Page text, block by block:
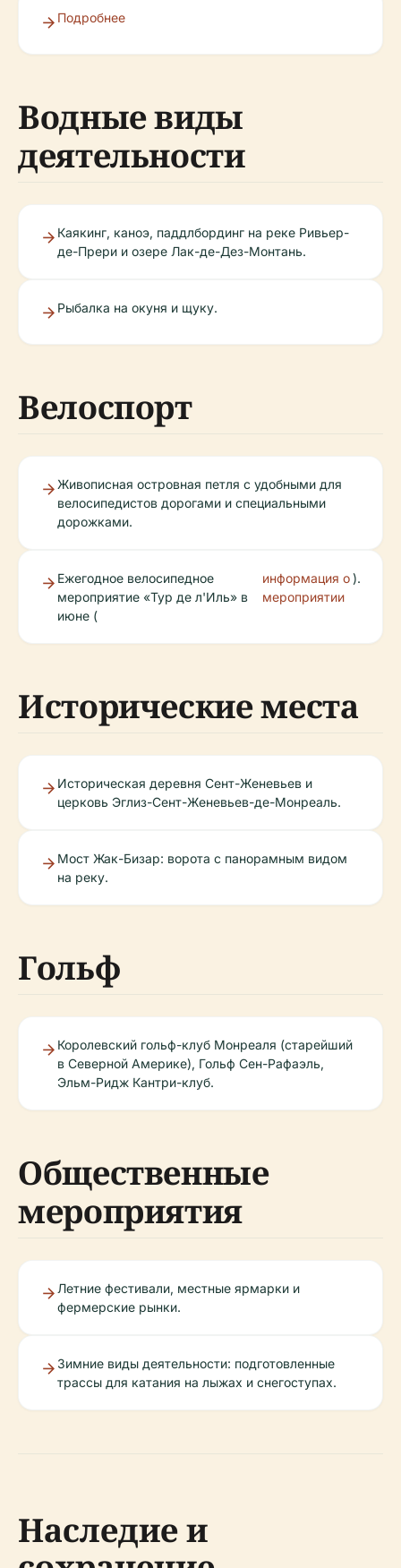
Подробнее
Водные виды
деятельности
Каякинг, каноэ, паддлбординг на реке Ривьер-
де-Прери и озере Лак-де-Дез-Монтань.
Рыбалка на окуня и щуку.
Велоспорт
Живописная островная петля с удобными для
велосипедистов дорогами и специальными
дорожками.
Ежегодное велосипедное
мероприятие «Тур де л'Иль» в
июне (
информация о
мероприятии
).
Исторические места
Историческая деревня Сент-Женевьев и
церковь Эглиз-Сент-Женевьев-де-Монреаль.
Мост Жак-Бизар: ворота с панорамным видом
на реку.
Гольф
Королевский гольф-клуб Монреаля (старейший
в Северной Америке), Гольф Сен-Рафаэль,
Эльм-Ридж Кантри-клуб.
Общественные
мероприятия
Летние фестивали, местные ярмарки и
фермерские рынки.
Зимние виды деятельности: подготовленные
трассы для катания на лыжах и снегоступах.
Наследие и